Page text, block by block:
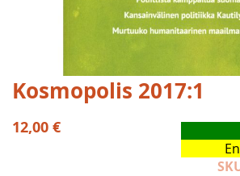
Hoppa
till
början
av
Kosmopolis 2017:1
12,00 €